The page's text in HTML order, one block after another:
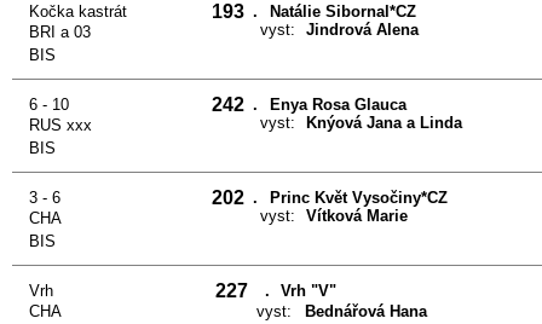
Kočka kastrát 193 .
BRI a 03
Natálie Sibornal*CZ
vyst:
Jindrová Alena
BIS
6 - 10 242 .
RUS xxx
Enya Rosa Glauca
vyst:
Knýová Jana a Linda
BIS
3 - 6 202 .
CHA
Princ Květ Vysočiny*CZ
vyst:
Vítková Marie
BIS
Vrh 227 .
Vrh "V"
CHA
vyst:
Bednářová Hana